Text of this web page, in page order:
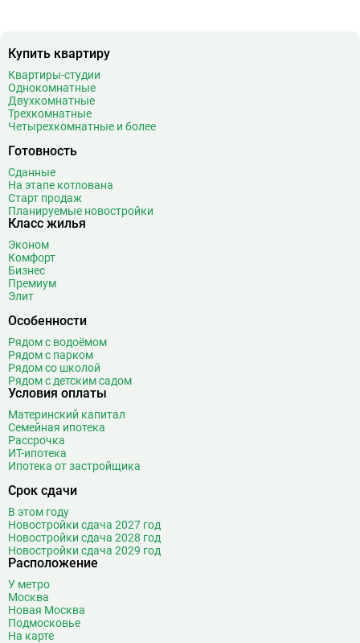
Купить квартиру
Квартиры-студии
Однокомнатные
Двухкомнатные
Трехкомнатные
Четырехкомнатные и более
Готовность
Сданные
На этапе котлована
Старт продаж
Планируемые новостройки
Класс жилья
Эконом
Комфорт
Бизнес
Премиум
Элит
Особенности
Рядом с водоёмом
Рядом с парком
Рядом со школой
Рядом с детским садом
Условия оплаты
Материнский капитал
Семейная ипотека
Рассрочка
ИТ-ипотека
Ипотека от застройщика
Срок сдачи
В этом году
Новостройки сдача 2027 год
Новостройки сдача 2028 год
Новостройки сдача 2029 год
Расположение
У метро
Москва
Новая Москва
Подмосковье
На карте